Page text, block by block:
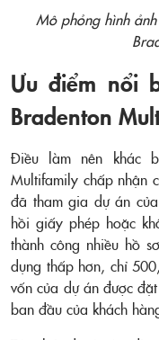
Mô phỏng hình
Ưu điểm nổi
Bradenton
Điều làm nên khác
Multifamily chấp nhận
đã tham gia dự án
hồi giấy phép hoặc
thành công nhiều hồ
dụng thấp hơn, chỉ
vốn của dự án được
ban đầu của khách